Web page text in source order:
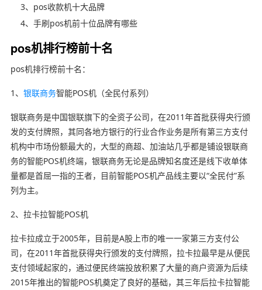
3、pos收款机十大品牌
4、手刷pos机前十位品牌有哪些
pos机排行榜前十名
pos机排行榜前十名：
1、 银联商务智能POS机（全民付系列）
银联商务是中国银联旗下的全资子公司，在2011年首批获得央行颁
发的支付牌照，其同各地方银行的行业合作业务是所有第三方支付
机构中市场份额最大的，大型的商超、加油站几乎都是铺设银联商
务的智能POS机终端，银联商务无论是品牌知名度还是线下收单体
量都是首屈一指的王者，目前智能POS机产品线主要以“全民付”系
列为主。
2、拉卡拉智能POS机
拉卡拉成立于2005年，目前是A股上市的唯一一家第三方支付公
司，在2011年首批获得央行颁发的支付牌照，拉卡拉最早是从便民
支付领域起家的，通过便民终端投放积累了大量的商户资源为后续
2015年推出的智能POS机奠定了良好的基础，其三年后拉卡拉智能